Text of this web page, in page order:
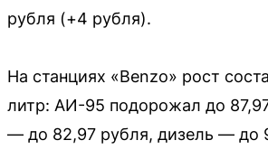
рубля (+4 рубля).
На станциях «Benzo» рост
литр: АИ-95 подорожал до
— до 82,97 рубля, дизель — до